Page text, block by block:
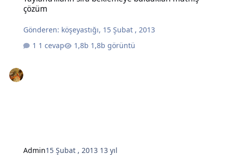
çözüm
Gönderen: köşeyastığı, 15 Şubat , 2013
1 cevap
1,8b görüntü
Admin15 Şubat , 2013 13 yıl